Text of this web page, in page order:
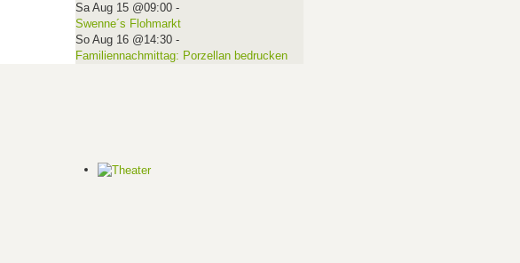
Sa Aug 15 @09:00-
Swenne´s Flohmarkt
So Aug 16 @14:30-
Familiennachmittag: Porzellan bedrucken